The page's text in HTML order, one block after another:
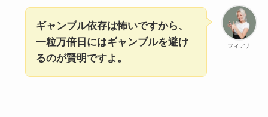
フィアナ
ギャンブル依存は怖いですから、
一粒万倍日にはギャンブルを避け
るのが賢明ですよ。